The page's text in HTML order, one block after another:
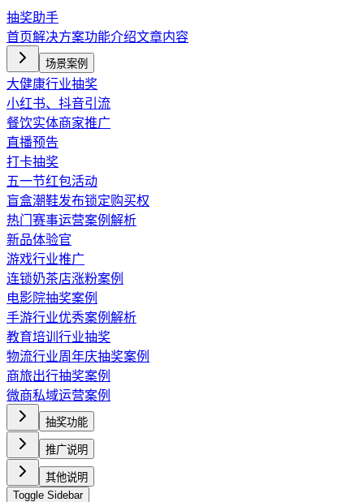
抽奖助手
首页解决方案功能介绍文章内容
场景案例
大健康行业抽奖
小红书、抖音引流
餐饮实体商家推广
直播预告
打卡抽奖
五一节红包活动
盲盒潮鞋发布锁定购买权
热门赛事运营案例解析
新品体验官
游戏行业推广
连锁奶茶店涨粉案例
电影院抽奖案例
手游行业优秀案例解析
教育培训行业抽奖
物流行业周年庆抽奖案例
商旅出行抽奖案例
微商私域运营案例
抽奖功能
推广说明
其他说明
Toggle Sidebar